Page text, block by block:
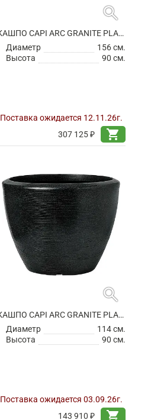
search
КАШПО CAPI ARC GRANITE PLANTER BALL ANTHRACITE
Диаметр
156 см.
Высота
90 см.
Поставка ожидается 12.11.26г.
307 125 ₽
shopping_cart
search
КАШПО CAPI ARC GRANITE PLANTER BALL BLACK
Диаметр
114 см.
Высота
90 см.
Поставка ожидается 03.09.26г.
143 910 ₽
shopping_cart